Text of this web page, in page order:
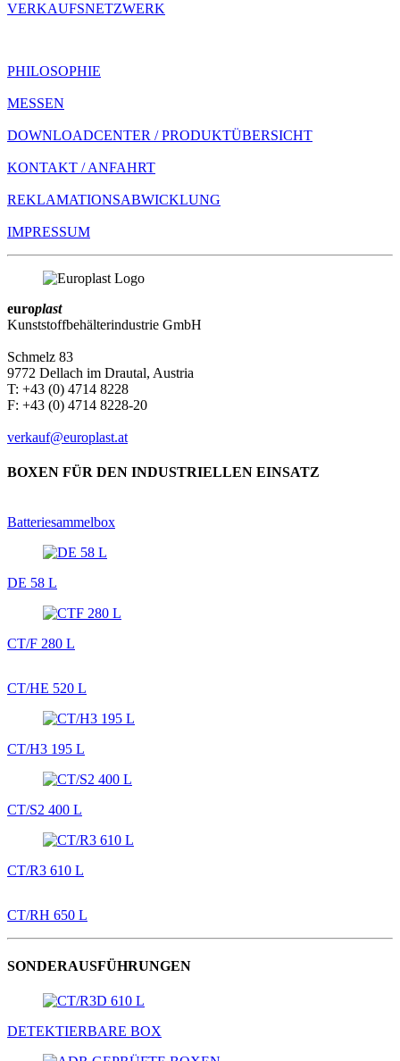
VERKAUFSNETZWERK
PHILOSOPHIE
MESSEN
DOWNLOADCENTER / PRODUKTÜBERSICHT
KONTAKT / ANFAHRT
REKLAMATIONS­ABWICKLUNG
IMPRESSUM
europlast
Kunststoffbehälterindustrie GmbH
Schmelz 83
9772 Dellach im Drautal, Austria
T: +43 (0) 4714 8228
F: +43 (0) 4714 8228-20
verkauf@europlast.at
BOXEN FÜR DEN INDUSTRIELLEN EINSATZ
Batteriesammelbox
DE 58 L
CT/F 280 L
CT/HE 520 L
CT/H3 195 L
CT/S2 400 L
CT/R3 610 L
CT/RH 650 L
SONDERAUSFÜHRUNGEN
DETEKTIERBARE BOX